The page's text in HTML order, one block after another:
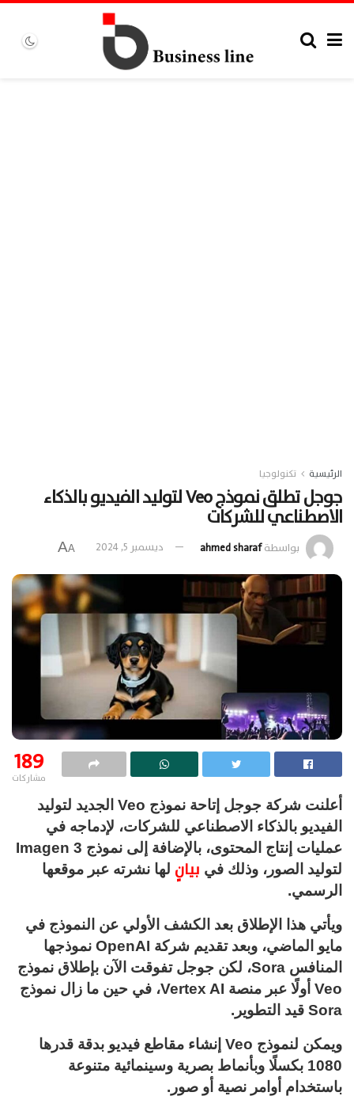
الرئيسية تكنولوجيا
جوجل تطلق نموذج Veo لتوليد الفيديو بالذكاء
الاصطناعي للشركات
بواسطةahmed sharaf ديسمبر 5, 2024 A
A
189
مشاركات
أعلنت شركة جوجل إتاحة نموذج Veo الجديد لتوليد
الفيديو بالذكاء الاصطناعي للشركات، لإدماجه في
عمليات إنتاج المحتوى، بالإضافة إلى نموذج Imagen 3
لتوليد الصور، وذلك في بيانٍ لها نشرته عبر موقعها
الرسمي.
ويأتي هذا الإطلاق بعد الكشف الأولي عن النموذج في
مايو الماضي، وبعد تقديم شركة OpenAI نموذجها
المنافس Sora، لكن جوجل تفوقت الآن بإطلاق نموذج
Veo أولًا عبر منصة Vertex AI، في حين ما زال نموذج
Sora قيد التطوير.
ويمكن لنموذج Veo إنشاء مقاطع فيديو بدقة قدرها
1080 بكسلًا وبأنماط بصرية وسينمائية متنوعة
باستخدام أوامر نصية أو صور.